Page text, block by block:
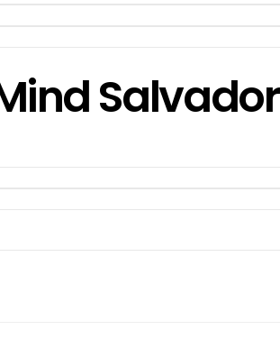
Salvador